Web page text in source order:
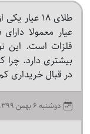
بیشتری دارد. چرا
در قبال خریداری
۱۳۹۹ دوشنبه ۶ بهمن